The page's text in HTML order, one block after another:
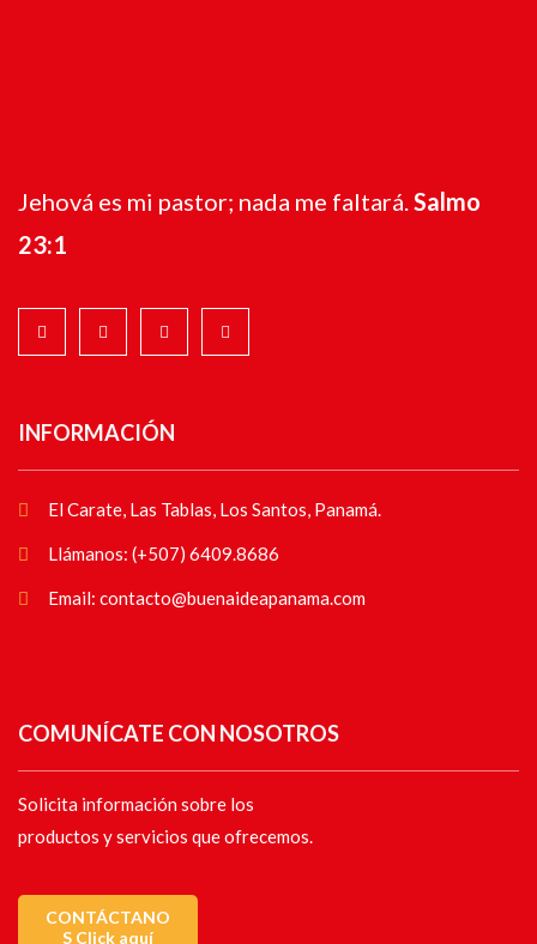
Jehová es mi pastor; nada me faltará. Salmo
23:1
INFORMACIÓN
El Carate, Las Tablas, Los Santos, Panamá.
Llámanos: (+507) 6409.8686
Email: contacto@buenaideapanama.com
COMUNÍCATE CON NOSOTROS
Solicita información sobre los
productos y servicios que ofrecemos.
CONTÁCTANO
S Click aquí